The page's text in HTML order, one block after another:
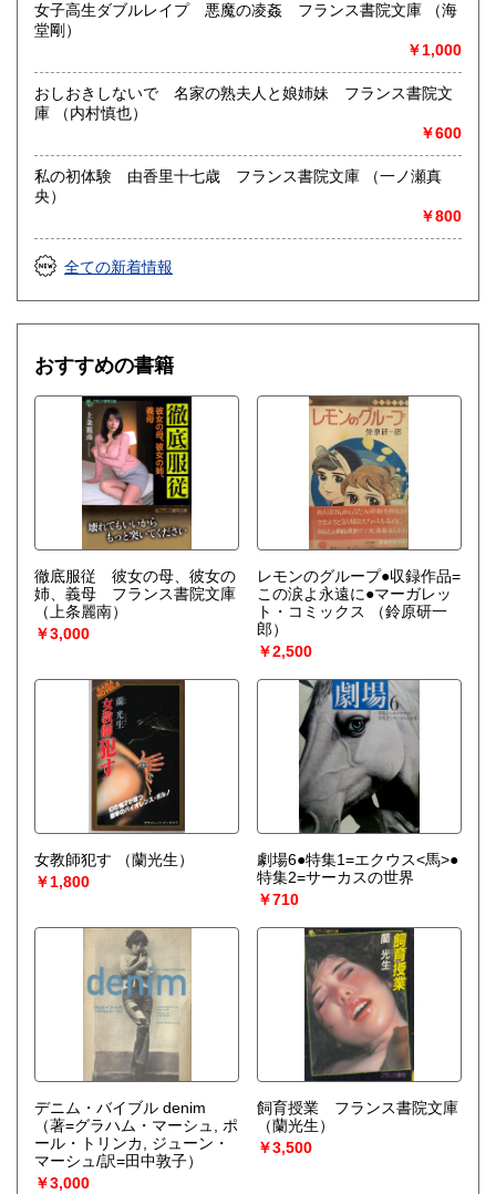
女子高生ダブルレイプ 悪魔の凌姦 フランス書院文庫 （海
堂剛）
￥1,000
おしおきしないで 名家の熟夫人と娘姉妹 フランス書院文
庫 （内村慎也）
￥600
私の初体験 由香里十七歳 フランス書院文庫 （一ノ瀬真
央）
￥800
全ての新着情報
おすすめの書籍
徹底服従 彼女の母、彼女の
姉、義母 フランス書院文庫
（上条麗南）
￥3,000
レモンのグループ●収録作品=
この涙よ永遠に●マーガレッ
ト・コミックス
（鈴原研一
郎）
￥2,500
女教師犯す
（蘭光生）
￥1,800
劇場6●特集1=エクウス<馬>●
特集2=サーカスの世界
￥710
デニム・バイブル denim
（著=グラハム・マーシュ, ポ
ール・トリンカ, ジューン・
マーシュ/訳=田中敦子）
￥3,000
飼育授業 フランス書院文庫
（蘭光生）
￥3,500